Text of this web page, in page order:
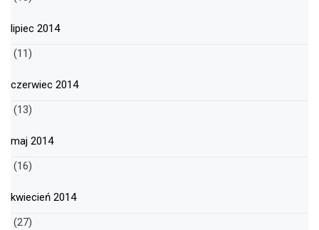
lipiec 2014
(11)
czerwiec 2014
(13)
maj 2014
(16)
kwiecień 2014
(27)